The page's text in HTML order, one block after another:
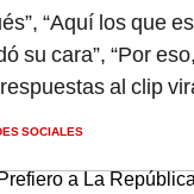
“Aquí los que
su cara”, “Por
al clip
SOCIALES
a La